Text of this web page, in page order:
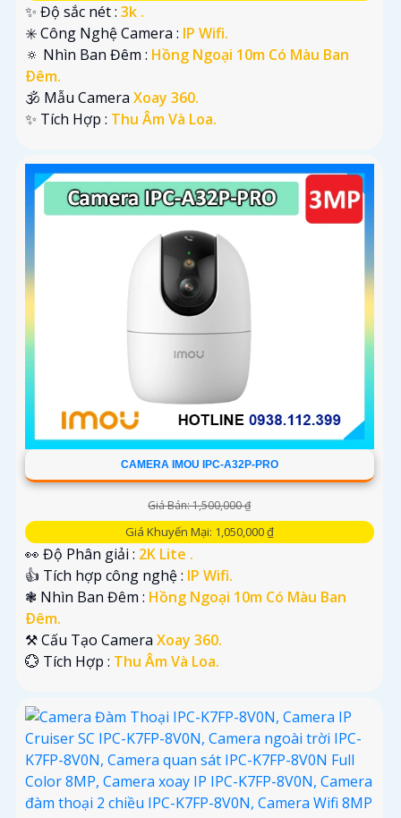
✨ Độ sắc nét : 3k .
✳️ Công Nghệ Camera : IP Wifi.
🔅 Nhìn Ban Đêm : Hồng Ngoại 10m Có Màu Ban
Ðêm.
🕉️ Mẫu Camera Xoay 360.
️✨ Tích Hợp : Thu Âm Và Loa.
CAMERA IMOU IPC-A32P-PRO
Giá Bán: 1,500,000 ₫
Giá Khuyến Mại: 1,050,000 ₫
👀 Độ Phân giải : 2K Lite .
👍 Tích hợp công nghệ : IP Wifi.
❃ Nhìn Ban Đêm : Hồng Ngoại 10m Có Màu Ban
Ðêm.
⚒ Cấu Tạo Camera Xoay 360.
️💮 Tích Hợp : Thu Âm Và Loa.